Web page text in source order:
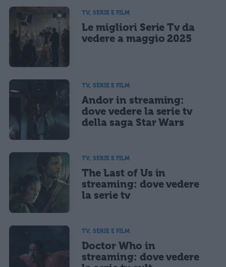
TV, SERIE E FILM
Le migliori Serie Tv da
vedere a maggio 2025
TV, SERIE E FILM
Andor in streaming:
dove vedere la serie tv
della saga Star Wars
TV, SERIE E FILM
The Last of Us in
streaming: dove vedere
la serie tv
TV, SERIE E FILM
Doctor Who in
streaming: dove vedere